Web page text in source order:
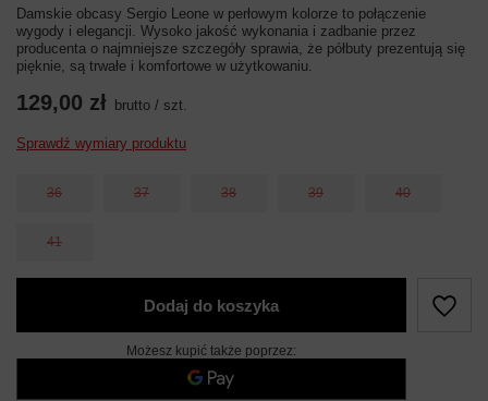
Damskie obcasy Sergio Leone w perłowym kolorze to połączenie
wygody i elegancji. Wysoko jakość wykonania i zadbanie przez
producenta o najmniejsze szczegóły sprawia, że półbuty prezentują się
pięknie, są trwałe i komfortowe w użytkowaniu.
129,00 zł brutto / szt.
Sprawdź wymiary produktu
36 37 38 39 40
41
Dodaj do koszyka
Możesz kupić także poprzez: